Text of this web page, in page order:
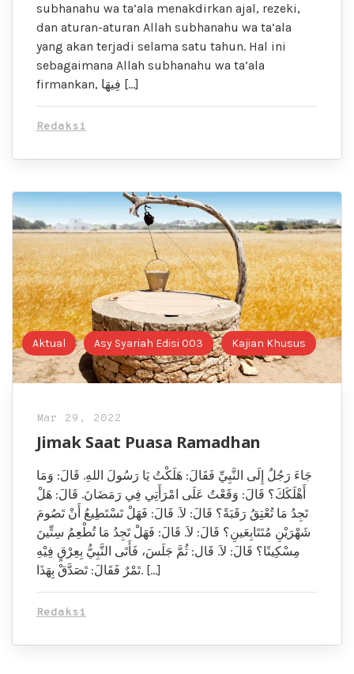
subhanahu wa ta’ala menakdirkan ajal, rezeki,
dan aturan-aturan Allah subhanahu wa ta’ala
yang akan terjadi selama satu tahun. Hal ini
sebagaimana Allah subhanahu wa ta’ala
firmankan, فِيهَا […]
Redaksi
Aktual Asy Syariah Edisi 003 Kajian Khusus
Mar 29, 2022
Jimak Saat Puasa Ramadhan
جَاءَ رَجُلٌ إِلَى النَّبِيِّ فَقَالَ: هَلَكْتُ يَا رَسُولَ اللهِ. قَالَ: وَمَا
أَهْلَكَكَ؟ قَالَ: وَقَعْتُ عَلَى امْرَأَتِي فِي رَمَضَانَ. قَالَ: هَلْ
تَجِدُ مَا تُعْتِقُ رَقَبَةً؟ قَالَ: لاَ. قَالَ: فَهَلْ تَسْتَطِيعُ أَنْ تَصُومَ
شَهْرَيْنِ مُتَتَابِعَينِ؟ قَالَ: لاَ. قَالَ: فَهَلْ تَجِدُ مَا تُطْعِمُ سِتِّينَ
مِسْكِينًا؟ قَالَ: لاَ. قَال: ثُمَّ جَلَسَ، فَأَتَى النَّبِيُّ بِعِرْقٍ فِيْهِ
تَمْرٌ فَقَالَ: تَصَدَّقْ بِهَذَا. […]
Redaksi